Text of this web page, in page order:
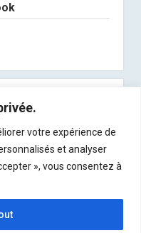
votre expérience de
et analyser
», vous consentez à
dans